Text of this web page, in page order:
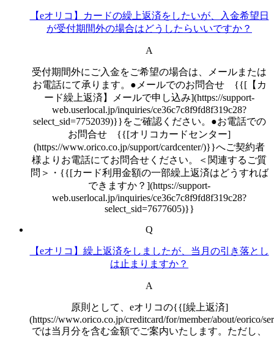
【eオリコ】カードの繰上返済をしたいが、入金希望日
が受付期間外の場合はどうしたらいいですか？
A
受付期間外にご入金をご希望の場合は、メールまたは
お電話にて承ります。●メールでのお問合せ {{[【カ
ード繰上返済】メールで申し込み](https://support-
web.userlocal.jp/inquiries/ce36c7c8f9fd8f319c28?
select_sid=7752039)}}をご確認ください。●お電話での
お問合せ {{[オリコカードセンター]
(https://www.orico.co.jp/support/cardcenter/)}}へご契約者
様よりお電話にてお問合せください。＜関連するご質
問＞・{{[カード利用金額の一部繰上返済はどうすれば
できますか？](https://support-
web.userlocal.jp/inquiries/ce36c7c8f9fd8f319c28?
select_sid=7677605)}}
Q
【eオリコ】繰上返済をしましたが、当月の引き落とし
は止まりますか？
A
原則として、eオリコの{{[繰上返済]
(https://www.orico.co.jp/creditcard/for/member/about/eorico/
では当月分を含む金額でご案内いたします。ただし、